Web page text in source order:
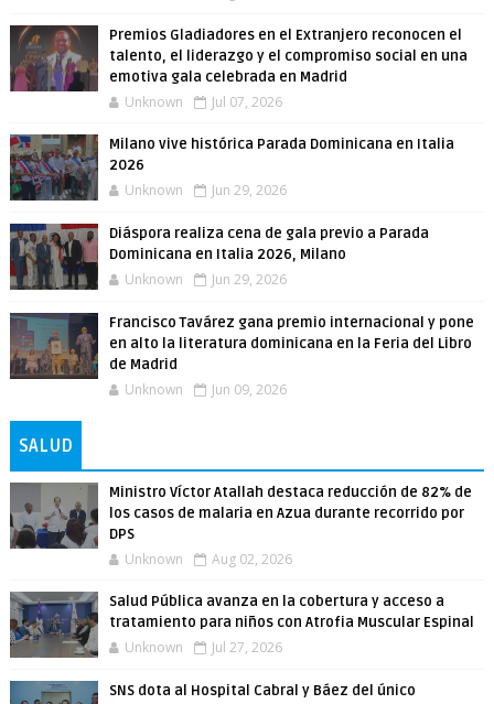
Premios Gladiadores en el Extranjero reconocen el
talento, el liderazgo y el compromiso social en una
emotiva gala celebrada en Madrid
Unknown Jul 07, 2026
Milano vive histórica Parada Dominicana en Italia
2026
Unknown Jun 29, 2026
Diáspora realiza cena de gala previo a Parada
Dominicana en Italia 2026, Milano
Unknown Jun 29, 2026
Francisco Tavárez gana premio internacional y pone
en alto la literatura dominicana en la Feria del Libro
de Madrid
Unknown Jun 09, 2026
SALUD
Ministro Víctor Atallah destaca reducción de 82% de
los casos de malaria en Azua durante recorrido por
DPS
Unknown Aug 02, 2026
Salud Pública avanza en la cobertura y acceso a
tratamiento para niños con Atrofia Muscular Espinal
Unknown Jul 27, 2026
SNS dota al Hospital Cabral y Báez del único